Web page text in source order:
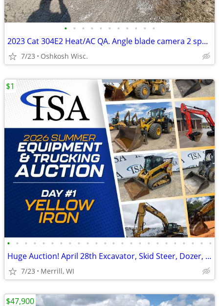
• • • • • • • • • • •
2023 Cat 304E2 Heat/AC QA. Angle blade camera 2 spd. radio
7/23 Oshkosh Wisc.
• • • • • • • • • • • • • • • • • • • • • • • •
Huge Auction! April 28th Excavator, Skid Steer, Dozer, Pickup, Tractor
7/23 Merrill, WI
$1
$47,900